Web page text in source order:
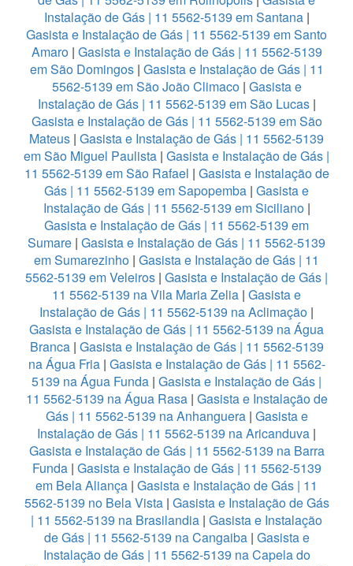
Instalação de Gás | 11 5562-5139 em Santana|
Gasista e Instalação de Gás | 11 5562-5139 em Santo
Amaro| Gasista e Instalação de Gás | 11 5562-5139
em São Domingos| Gasista e Instalação de Gás | 11
5562-5139 em São João Climaco| Gasista e
Instalação de Gás | 11 5562-5139 em São Lucas|
Gasista e Instalação de Gás | 11 5562-5139 em São
Mateus | Gasista e Instalação de Gás | 11 5562-5139
em São Miguel Paulista | Gasista e Instalação de Gás |
11 5562-5139 em São Rafael | Gasista e Instalação de
Gás | 11 5562-5139 em Sapopemba | Gasista e
Instalação de Gás | 11 5562-5139 em Siciliano|
Gasista e Instalação de Gás | 11 5562-5139 em
Sumare | Gasista e Instalação de Gás | 11 5562-5139
em Sumarezinho | Gasista e Instalação de Gás | 11
5562-5139 em Veleiros | Gasista e Instalação de Gás |
11 5562-5139 na Vila Maria Zelia | Gasista e
Instalação de Gás | 11 5562-5139 na Aclimação |
Gasista e Instalação de Gás | 11 5562-5139 na Água
Branca| Gasista e Instalação de Gás | 11 5562-5139
na Água Fria| Gasista e Instalação de Gás | 11 5562-
5139 na Água Funda | Gasista e Instalação de Gás |
11 5562-5139 na Água Rasa | Gasista e Instalação de
Gás | 11 5562-5139 na Anhanguera| Gasista e
Instalação de Gás | 11 5562-5139 na Aricanduva |
Gasista e Instalação de Gás | 11 5562-5139 na Barra
Funda | Gasista e Instalação de Gás | 11 5562-5139
em Bela Aliança | Gasista e Instalação de Gás | 11
5562-5139 no Bela Vista| Gasista e Instalação de Gás
| 11 5562-5139 na Brasilandia | Gasista e Instalação
de Gás | 11 5562-5139 na Cangaiba| Gasista e
Instalação de Gás | 11 5562-5139 na Capela do